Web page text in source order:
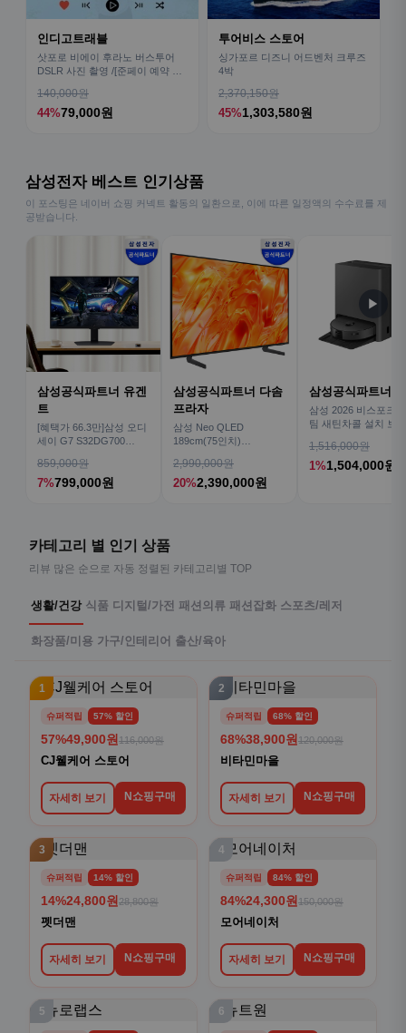
인디고트래블
삿포로 비에이 후라노 버스투어
DSLR 사진 촬영 /[준페이 예약 식
140,000원
44%79,000원
투어비스 스토어
싱가포르 디즈니 어드벤처 크루즈
4박
2,370,150원
45%1,303,580원
삼성전자 베스트 인기상품
이 포스팅은 네이버 쇼핑 커넥트 활동의 일환으로, 이에 따른 일정액의 수수료를 제
공받습니다.
삼성공식파트너 유겐
트
[혜택가 66.3만]삼성 오디
세이 G7 S32DG700
859,000원
7%799,000원
삼성공식파트너 다솜
프라자
삼성 Neo QLED
189cm(75인치)
TV
2,990,000원
20%2,390,000원
삼성공식파트너
삼성 2026 비스포크
팀 새틴차콜 설치 보
1,516,000원
1%1,504,000원
▶
카테고리 별 인기 상품
리뷰 많은 순으로 자동 정렬된 카테고리별 TOP
생활/건강 식품 디지털/가전 패션의류 패션잡화 스포츠/레저
화장품/미용 가구/인테리어 출산/육아
1
슈퍼적립 57% 할인
57%49,900원 116,000원
CJ웰케어 스토어
자세히 보기 N쇼핑구매
2
슈퍼적립 68% 할인
68%38,900원 120,000원
비타민마을
자세히 보기 N쇼핑구매
3
슈퍼적립 14% 할인
14%24,800원 28,800원
펫더맨
자세히 보기 N쇼핑구매
4
슈퍼적립 84% 할인
84%24,300원 150,000원
모어네이처
자세히 보기 N쇼핑구매
5 6